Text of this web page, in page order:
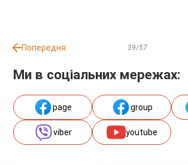
Попередня 39/57
Ми в соціальних мережах:
page group
viber youtube